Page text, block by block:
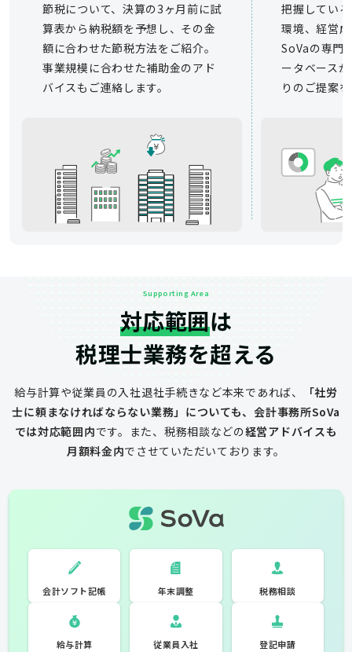
節税について、決算の3ヶ月前に試
算表から納税額を予想し、その金
額に合わせた節税方法をご紹介。
事業規模に合わせた補助金のアド
バイスもご連絡します。
把握してい
環境、経営
SoVaの専門
ータベース
りのご提案
Supporting Area
対応範囲は
税理士業務を超える
給与計算や従業員の入社退社手続きなど本来であれば、
「社労
士に頼まなければならない業務」についても、会計事務所SoVa
では対応範囲内です。 また、税務相談などの経営アドバイスも
月額料金内でさせていただいております。
一般的な税理士
会計ソフト記
帳 年末調整 税務相談
会計ソフト記帳
年末調整
税務相談
給与計算
従業員入社
登記申請